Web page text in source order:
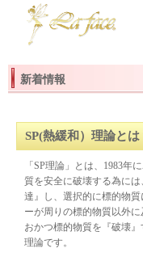
新着情報
SP(熱緩和）理論とは
「SP理論」とは、1983年
質を安全に破壊する為に
達』し、選択的に標的物
ーが周りの標的物質以外
おかつ標的物質を『破壊
理論です。